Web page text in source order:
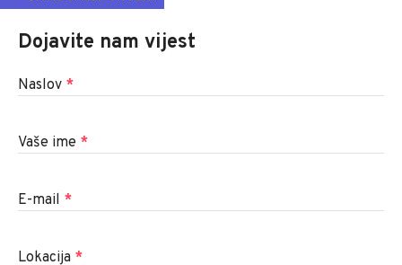
Dojavite nam vijest
Naslov *
Vaše ime *
E-mail *
Lokacija *